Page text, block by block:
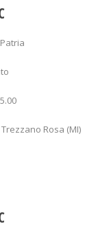
Trezzano Rosa (MI)